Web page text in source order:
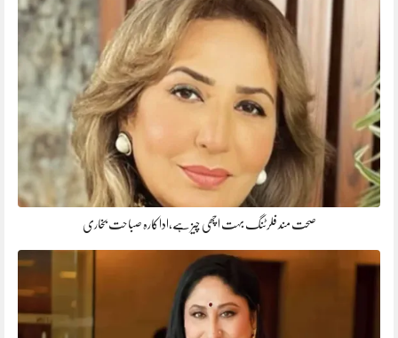
صحت مند فلرٹنگ بہت اچھی چیز ہے،اداکارہ صباحت بخاری